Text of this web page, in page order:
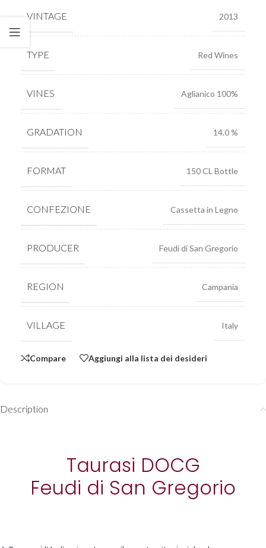
VINTAGE 2013
TYPE Red Wines
VINES Aglianico 100%
GRADATION 14.0 %
FORMAT 150 CL Bottle
CONFEZIONE Cassetta in Legno
PRODUCER Feudi di San Gregorio
REGION Campania
VILLAGE Italy
Compare Aggiungi alla lista dei desideri
Description
Taurasi DOCG
Feudi di San Gregorio